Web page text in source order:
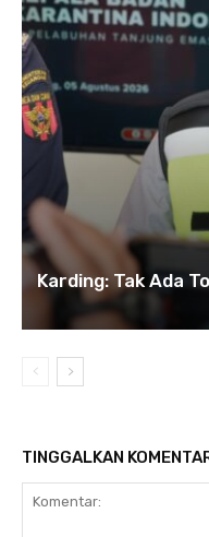
Karding: Tak Ada
TINGGALKAN